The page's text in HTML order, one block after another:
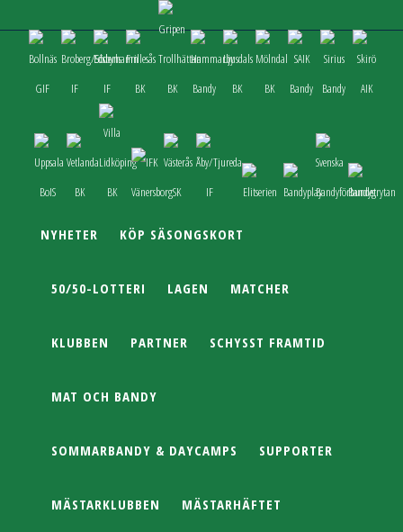
NYHETER KÖP SÄSONGSKORT
50/50-LOTTERI LAGEN MATCHER
KLUBBEN PARTNER SCHYSST FRAMTID
MAT OCH BANDY
SOMMARBANDY & DAYCAMPS SUPPORTER
MÄSTARKLUBBEN MÄSTARHÄFTET